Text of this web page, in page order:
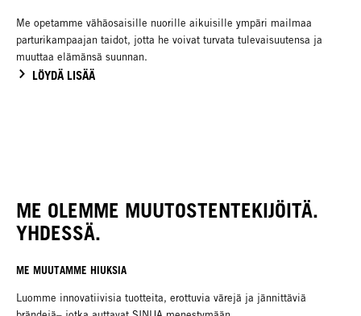
Me opetamme vähäosaisille nuorille aikuisille ympäri mailmaa
parturikampaajan taidot, jotta he voivat turvata tulevaisuutensa ja
muuttaa elämänsä suunnan.
LÖYDÄ LISÄÄ
ME OLEMME MUUTOSTENTEKIJÖITÄ.
YHDESSÄ.
ME MUUTAMME HIUKSIA
Luomme innovatiivisia tuotteita, erottuvia värejä ja jännittäviä